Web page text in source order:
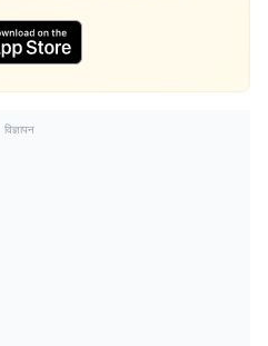
विज्ञापन